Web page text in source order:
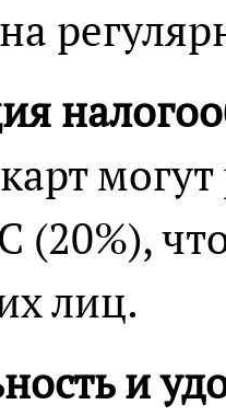
(20%),
лиц.
и